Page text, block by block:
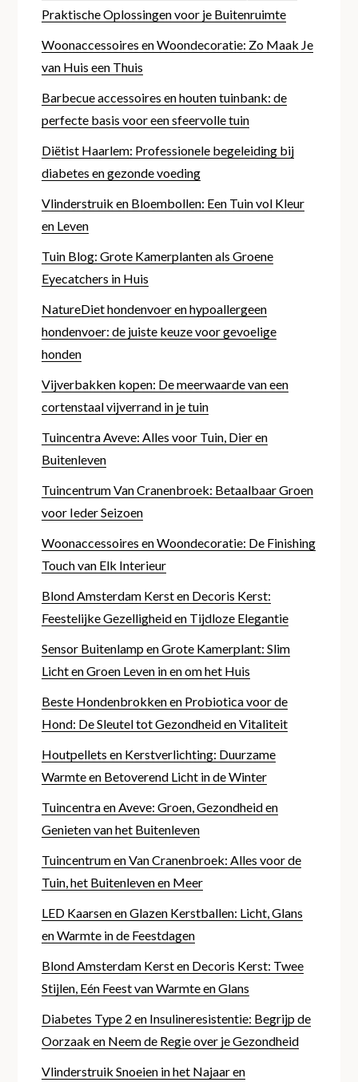
Praktische Oplossingen voor je Buitenruimte
Woonaccessoires en Woondecoratie: Zo Maak Je
van Huis een Thuis
Barbecue accessoires en houten tuinbank: de
perfecte basis voor een sfeervolle tuin
Diëtist Haarlem: Professionele begeleiding bij
diabetes en gezonde voeding
Vlinderstruik en Bloembollen: Een Tuin vol Kleur
en Leven
Tuin Blog: Grote Kamerplanten als Groene
Eyecatchers in Huis
NatureDiet hondenvoer en hypoallergeen
hondenvoer: de juiste keuze voor gevoelige
honden
Vijverbakken kopen: De meerwaarde van een
cortenstaal vijverrand in je tuin
Tuincentra Aveve: Alles voor Tuin, Dier en
Buitenleven
Tuincentrum Van Cranenbroek: Betaalbaar Groen
voor Ieder Seizoen
Woonaccessoires en Woondecoratie: De Finishing
Touch van Elk Interieur
Blond Amsterdam Kerst en Decoris Kerst:
Feestelijke Gezelligheid en Tijdloze Elegantie
Sensor Buitenlamp en Grote Kamerplant: Slim
Licht en Groen Leven in en om het Huis
Beste Hondenbrokken en Probiotica voor de
Hond: De Sleutel tot Gezondheid en Vitaliteit
Houtpellets en Kerstverlichting: Duurzame
Warmte en Betoverend Licht in de Winter
Tuincentra en Aveve: Groen, Gezondheid en
Genieten van het Buitenleven
Tuincentrum en Van Cranenbroek: Alles voor de
Tuin, het Buitenleven en Meer
LED Kaarsen en Glazen Kerstballen: Licht, Glans
en Warmte in de Feestdagen
Blond Amsterdam Kerst en Decoris Kerst: Twee
Stijlen, Eén Feest van Warmte en Glans
Diabetes Type 2 en Insulineresistentie: Begrijp de
Oorzaak en Neem de Regie over je Gezondheid
Vlinderstruik Snoeien in het Najaar en